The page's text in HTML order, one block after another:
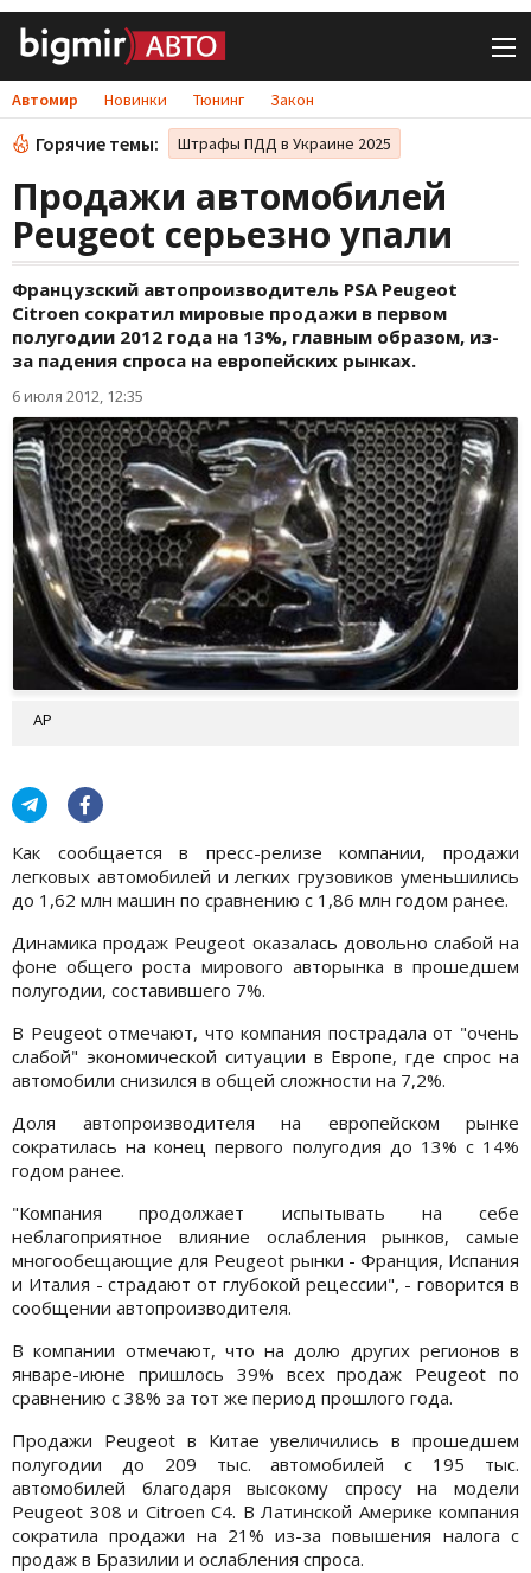
Автомир Новинки Тюнинг Закон
Горячие темы: Штрафы ПДД в Украине 2025
Продажи автомобилей
Peugeot серьезно упали
Французский автопроизводитель PSA Peugeot
Citroen сократил мировые продажи в первом
полугодии 2012 года на 13%, главным образом, из-
за падения спроса на европейских рынках.
6 июля 2012, 12:35
АР
Как сообщается в пресс-релизе компании, продажи
легковых автомобилей и легких грузовиков уменьшились
до 1,62 млн машин по сравнению с 1,86 млн годом ранее.
Динамика продаж Peugeot оказалась довольно слабой на
фоне общего роста мирового авторынка в прошедшем
полугодии, составившего 7%.
В Peugeot отмечают, что компания пострадала от "очень
слабой" экономической ситуации в Европе, где спрос на
автомобили снизился в общей сложности на 7,2%.
Доля автопроизводителя на европейском рынке
сократилась на конец первого полугодия до 13% с 14%
годом ранее.
"Компания продолжает испытывать на себе
неблагоприятное влияние ослабления рынков, самые
многообещающие для Peugeot рынки - Франция, Испания
и Италия - страдают от глубокой рецессии", - говорится в
сообщении автопроизводителя.
В компании отмечают, что на долю других регионов в
январе-июне пришлось 39% всех продаж Peugeot по
сравнению с 38% за тот же период прошлого года.
Продажи Peugeot в Китае увеличились в прошедшем
полугодии до 209 тыс. автомобилей с 195 тыс.
автомобилей благодаря высокому спросу на модели
Peugeot 308 и Citroen C4. В Латинской Америке компания
сократила продажи на 21% из-за повышения налога с
продаж в Бразилии и ослабления спроса.